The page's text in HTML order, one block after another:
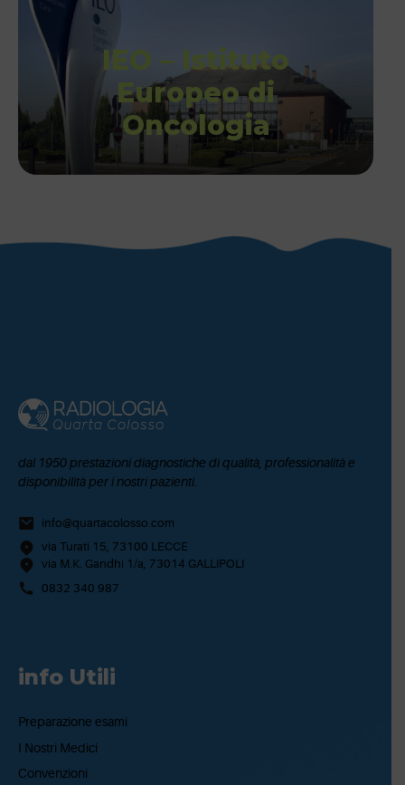
IEO – Istituto
Europeo di
Oncologia
dal 1950 prestazioni diagnostiche di qualità, professionalità e
disponibilità per i nostri pazienti.
info@quartacolosso.com
via Turati 15, 73100 LECCE
via M.K. Gandhi 1/a, 73014 GALLIPOLI
0832 340 987
info Utili
Preparazione esami
I Nostri Medici
Convenzioni